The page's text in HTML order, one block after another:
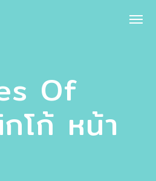
Of
โก้ หน้า